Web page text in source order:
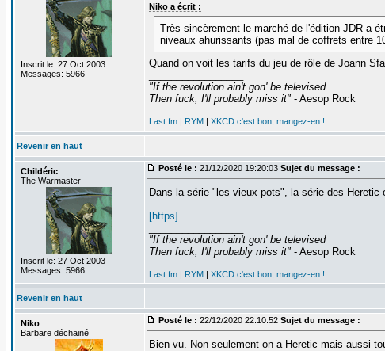
Inscrit le: 27 Oct 2003
Messages: 5966
Niko a écrit :
Très sincèrement le marché de l'édition JDR a
niveaux ahurissants (pas mal de coffrets entre
Quand on voit les tarifs du jeu de rôle de Joann
"If the revolution ain't gon' be televised
Then fuck, I'll probably miss it"- Aesop Rock
Last.fm| RYM XKCD c'est bon, mangez-en !
Revenir en haut
Childéric
The Warmaster
Inscrit le: 27 Oct 2003
Messages: 5966
Posté le : 21/12/2020 19:20:03 Sujet du message :
Dans la série "les vieux pots", la série des
[https]
"If the revolution ain't gon' be televised
Then fuck, I'll probably miss it"- Aesop Rock
Last.fm| RYM| XKCD c'est bon, mangez-en !
Revenir en haut
Niko
Barbare déchainé
Posté le : 22/12/2020 22:10:52 Sujet du message :
Bien vu. Non seulement on a Heretic mais aussi